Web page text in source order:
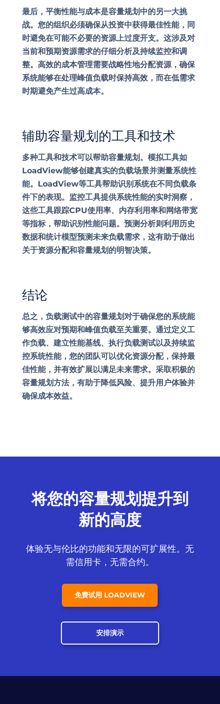
最后，平衡性能与成本是容量规划中的另一大挑
战。您的组织必须确保从投资中获得最佳性能，同
时避免在可能不必要的资源上过度开支。这涉及对
当前和预期资源需求的仔细分析及持续监控和调
整。高效的成本管理需要战略性地分配资源，确保
系统能够在处理峰值负载时保持高效，而在低需求
时期避免产生过高成本。
辅助容量规划的工具和技术
多种工具和技术可以帮助容量规划。模拟工具如
LoadView能够创建真实的负载场景并测量系统性
能。LoadView等工具帮助识别系统在不同负载条
件下的表现。监控工具提供系统性能的实时洞察，
这些工具跟踪CPU使用率、内存利用率和网络带宽
等指标，帮助识别性能问题。预测分析则利用历史
数据和统计模型预测未来负载需求，这有助于做出
关于资源分配和容量规划的明智决策。
结论
总之，负载测试中的容量规划对于确保您的系统能
够高效应对预期和峰值负载至关重要。通过定义工
作负载、建立性能基线、执行负载测试以及持续监
控系统性能，您的团队可以优化资源分配，保持最
佳性能，并有效扩展以满足未来需求。采取积极的
容量规划方法，有助于降低风险、提升用户体验并
确保成本效益。
将您的容量规划提升到
新的高度
体验无与伦比的功能和无限的可扩展性。无
需信用卡，无需合约。
免费试用 LOADVIEW
安排演示